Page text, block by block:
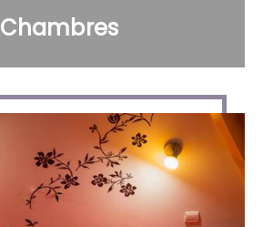
Chambres